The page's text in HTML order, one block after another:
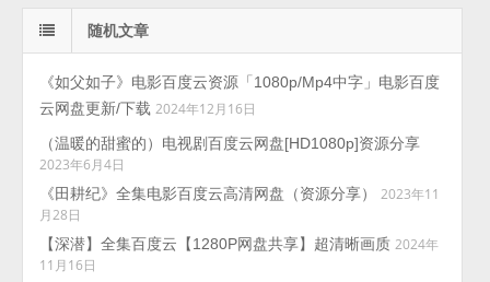
随机文章
《如父如子》电影百度云资源「1080p/Mp4中字」电影百度
云网盘更新/下载 2024年12月16日
（温暖的甜蜜的）电视剧百度云网盘[HD1080p]资源分享
2023年6月4日
《田耕纪》全集电影百度云高清网盘（资源分享）
2023年11
月28日
【深潜】全集百度云【1280P网盘共享】超清晰画质 2024年
11月16日